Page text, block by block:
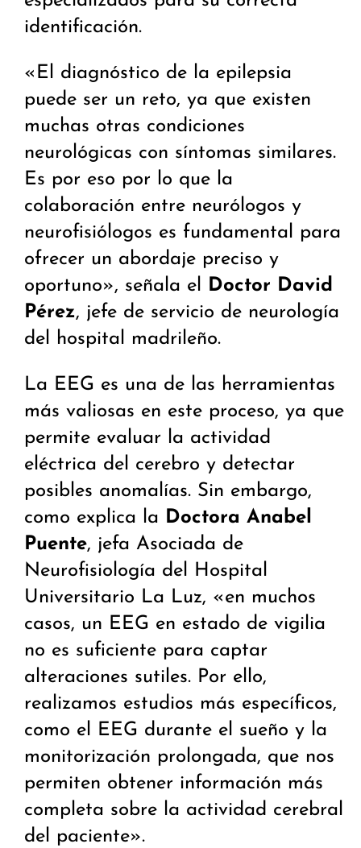
identificación.
«El diagnóstico de la epilepsia
puede ser un reto, ya que existen
muchas otras condiciones
neurológicas con síntomas similares.
Es por eso por lo que la
colaboración entre neurólogos y
neurofisiólogos es fundamental para
ofrecer un abordaje preciso y
oportuno», señala el Doctor David
Pérez, jefe de servicio de neurología
del hospital madrileño.
La EEG es una de las herramientas
más valiosas en este proceso, ya que
permite evaluar la actividad
eléctrica del cerebro y detectar
posibles anomalías. Sin embargo,
como explica la Doctora Anabel
Puente, jefa Asociada de
Neurofisiología del Hospital
Universitario La Luz, «en muchos
casos, un EEG en estado de vigilia
no es suficiente para captar
alteraciones sutiles. Por ello,
realizamos estudios más específicos,
como el EEG durante el sueño y la
monitorización prolongada, que nos
permiten obtener información más
completa sobre la actividad cerebral
del paciente».